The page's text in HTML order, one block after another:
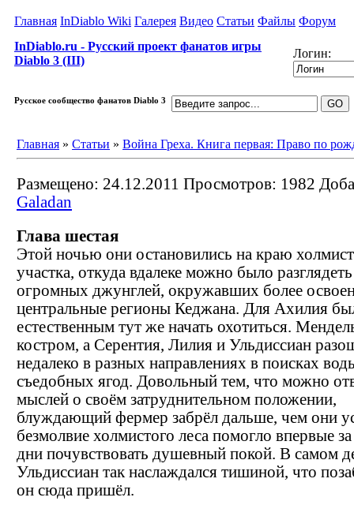
Главная InDiablo Wiki Галерея Видео Статьи Файлы Форум
InDiablo.ru - Русский проект фанатов игры
Diablo 3 (III)
Логин:
Русское сообщество фанатов Diablo 3
Главная » Статьи » Война Греха. Книга первая: Право по
Размещено: 24.12.2011 Просмотров: 1982
Galadan
Глава шестая
Этой ночью они остановились на краю
участка, откуда вдалеке можно было
огромных джунглей, окружавших более
центральные регионы Кеджана. Для Ахилия
естественным тут же начать охотиться.
костром, а Серентия, Лилия и Ульдиссиан
недалеко в разных направлениях в поисках
съедобных ягод. Довольный тем, что можно
мыслей о своём затруднительном положении,
блуждающий фермер забрёл дальше, чем они
безмолвие холмистого леса помогло впервые
дни почувствовать душевный покой. В самом
Ульдиссиан так наслаждался тишиной, что
он сюда пришёл.